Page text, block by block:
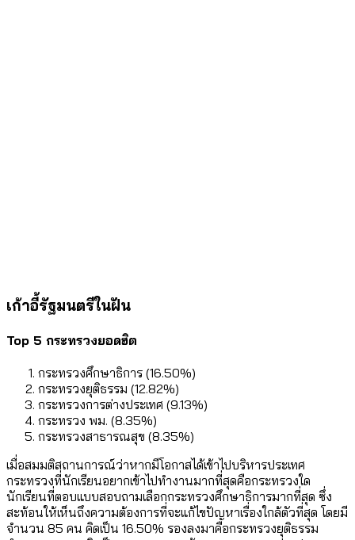
เก้าอี้รัฐมนตรีในฝัน
Top 5 กระทรวงยอดฮิต
กระทรวงศึกษาธิการ (16.50%)
กระทรวงยุติธรรม (12.82%)
กระทรวงการต่างประเทศ (9.13%)
กระทรวง พม. (8.35%)
กระทรวงสาธารณสุข (8.35%)
เมื่อสมมติสถานการณ์ว่าหากมีโอกาสได้เข้าไปบริหารประเทศ
กระทรวงที่นักเรียนอยากเข้าไปทำงานมากที่สุดคือกระทรวงใด
นักเรียนที่ตอบแบบสอบถามเลือกกระทรวงศึกษาธิการมากที่สุด ซึ่ง
สะท้อนให้เห็นถึงความต้องการที่จะแก้ไขปัญหาเรื่องใกล้ตัวที่สุด โดยมี
จำนวน 85 คน คิดเป็น 16.50% รองลงมาคือกระทรวงยุติธรรม